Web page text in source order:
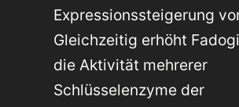
Expressionssteigerung
Gleichzeitig erhöht
die Aktivität mehrerer
Schlüsselenzyme der